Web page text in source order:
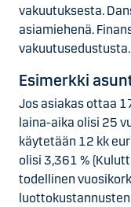
vakuutuksesta.
asiamiehenä.
vakuutusedustusta.
Esimerkki
Jos asiakas ottaa
laina-aika olisi 25
käytetään 12 kk
olisi 3,361 %
todellinen